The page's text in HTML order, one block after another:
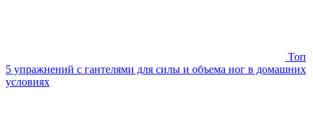
Топ
5 упражнений с гантелями для силы и объема ног в домашних
условиях